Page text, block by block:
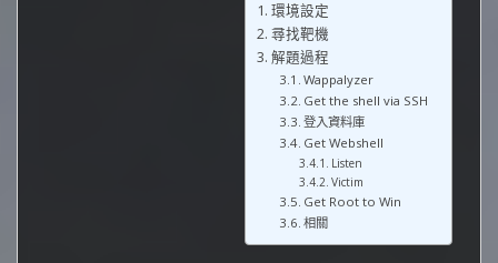
環境設定
尋找靶機
解題過程
Wappalyzer
Get the shell via SSH
登入資料庫
Get Webshell
Listen
Victim
Get Root to Win
相關